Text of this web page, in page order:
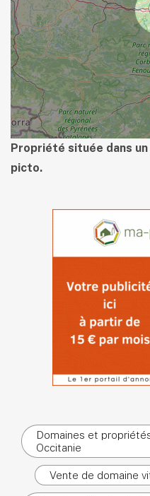
Propriété située dans
picto.
Domaines et
Occitanie
Vente de domaine